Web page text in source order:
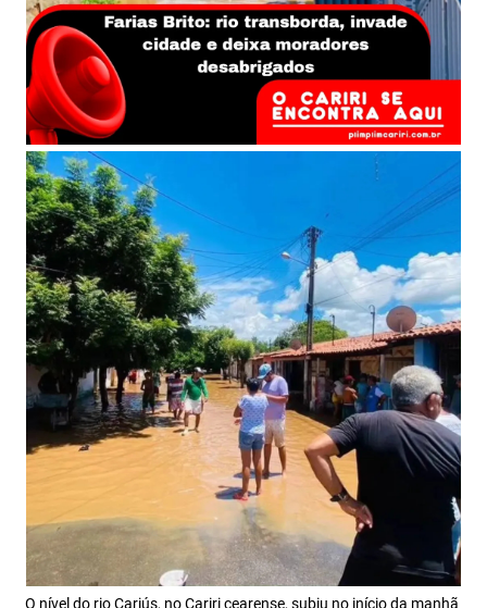
O nível do rio Cariús, no Cariri cearense, subiu no início da manhã